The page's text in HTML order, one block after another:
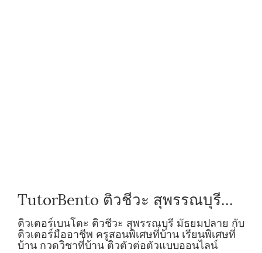
TutorBento ติวชีวะ สุพรรณบุรี
ม.ปลาย กับติวเตอร์มืออาชีพ
ติวเตอร์เบนโตะ ติวชีวะ สุพรรณบุรี มัธยมปลาย กับ
ติวเตอร์มืออาชีพ ครูสอนพิเศษที่บ้าน เรียนพิเศษที่
บ้าน กวดวิชาที่บ้าน ติวตัวต่อตัวแบบออนไลน์